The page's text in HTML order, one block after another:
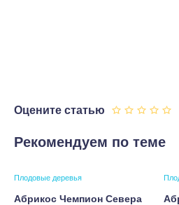
Оцените статью
Рекомендуем по теме
Плодовые деревья
Абрикос Чемпион Севера